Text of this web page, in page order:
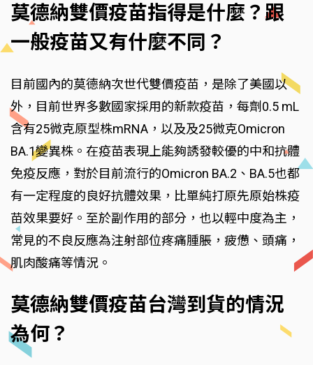
莫德納雙價疫苗指得是什麼？跟
一般疫苗又有什麼不同？
目前國內的莫德納次世代雙價疫苗，是除了美國以
外，目前世界多數國家採用的新款疫苗，每劑0.5 mL
含有25微克原型株mRNA，以及及25微克Omicron
BA.1變異株。在疫苗表現上能夠誘發較優的中和抗體
免疫反應，對於目前流行的Omicron BA.2、BA.5也都
有一定程度的良好抗體效果，比單純打原先原始株疫
苗效果要好。至於副作用的部分，也以輕中度為主，
常見的不良反應為注射部位疼痛腫脹，疲憊、頭痛，
肌肉酸痛等情況。
莫德納雙價疫苗台灣到貨的情況
為何？